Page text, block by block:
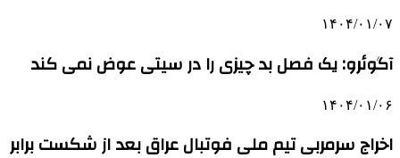
۱۴۰۴/۰۱/۰۷
آگوئرو: یک فصل بد چیزی را در سیتی عوض نمی کند
۱۴۰۴/۰۱/۰۶
اخراج سرمربی تیم ملی فوتبال عراق بعد از شکست برابر